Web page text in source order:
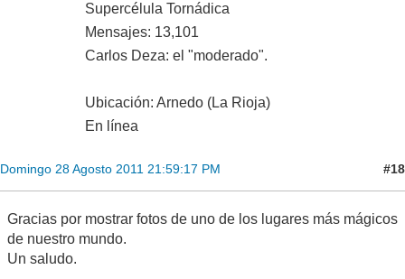
Supercélula Tornádica
Mensajes: 13,101
Carlos Deza: el "moderado".
Ubicación: Arnedo (La Rioja)
En línea
Domingo 28 Agosto 2011 21:59:17 PM #18
Gracias por mostrar fotos de uno de los lugares más mágicos
de nuestro mundo.
Un saludo.